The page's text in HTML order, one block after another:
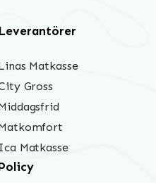
Leverantörer
Matkasse
Gross
Ica Matkasse